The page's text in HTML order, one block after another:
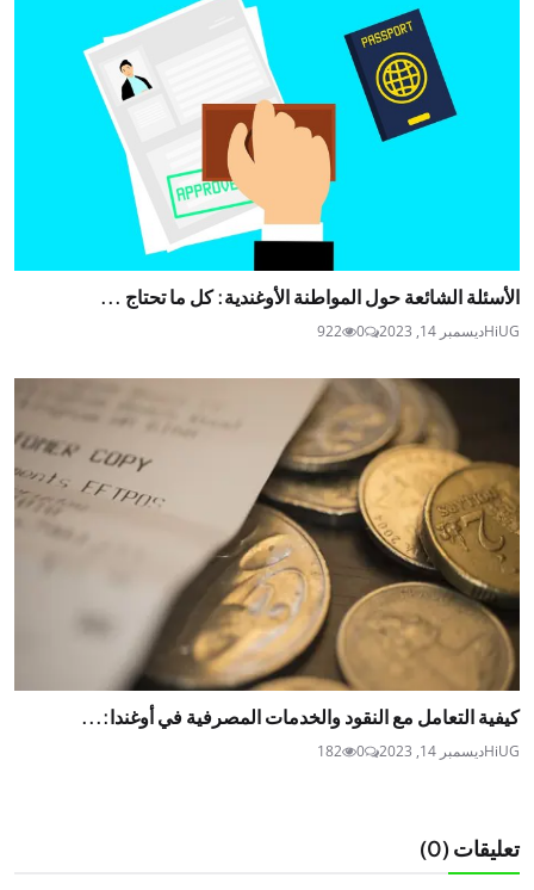
الأسئلة الشائعة حول المواطنة الأوغندية: كل ما تحتاج ...
HiUGديسمبر 14, 2023 0
922
كيفية التعامل مع النقود والخدمات المصرفية في أوغندا:...
HiUGديسمبر 14, 2023 0
182
تعليقات (0
)